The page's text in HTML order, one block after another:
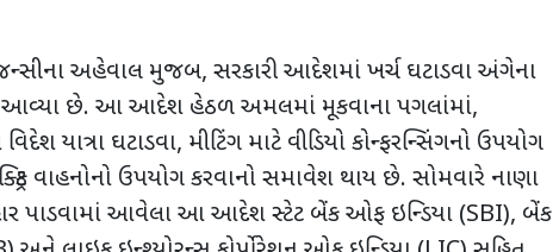
અહેવાલ મુજબ, સરકારી આદેશમાં ખર્ચ ઘટાડવા અંગેના
છે. આ આદેશ હેઠળ અમલમાં મૂકવાના પગલાંમાં,
યાત્રા ઘટાડવા, મીટિંગ માટે વીડિયો કોન્ફરન્સિંગનો ઉપયોગ
વાહનોનો ઉપયોગ કરવાનો સમાવેશ થાય છે. સોમવારે નાણા
પાડવામાં આવેલા આ આદેશ સ્ટેટ બેંક ઓફ ઇન્ડિયા (SBI), બેંક